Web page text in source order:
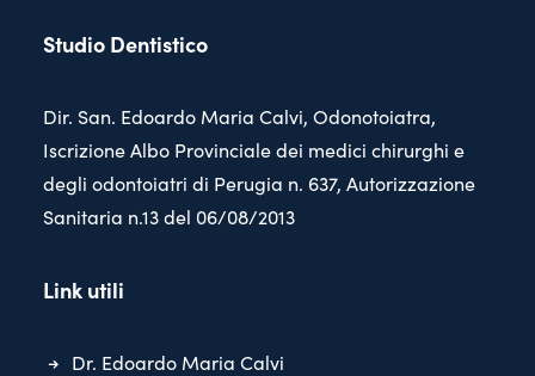
Studio Dentistico
Dir. San. Edoardo Maria Calvi, Odonotoiatra,
Iscrizione Albo Provinciale dei medici chirurghi e
degli odontoiatri di Perugia n. 637, Autorizzazione
Sanitaria n.13 del 06/08/2013
Link utili
Dr. Edoardo Maria Calvi